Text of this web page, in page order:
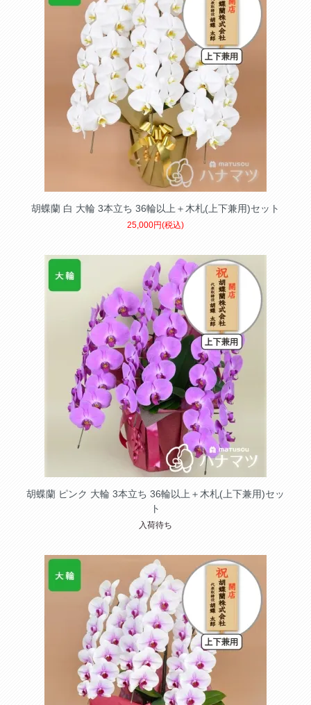
胡蝶蘭 白 大輪 3本立ち 36輪以上＋木札(上下兼用)セット
25,000円(税込)
胡蝶蘭 ピンク 大輪 3本立ち 36輪以上＋木札(上下兼用)セッ
ト
入荷待ち